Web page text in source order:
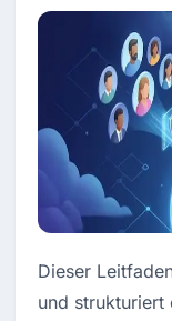
Dieser
und strukturiert